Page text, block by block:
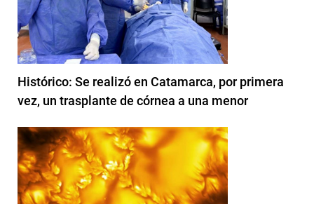
Histórico: Se realizó en Catamarca, por primera
vez, un trasplante de córnea a una menor